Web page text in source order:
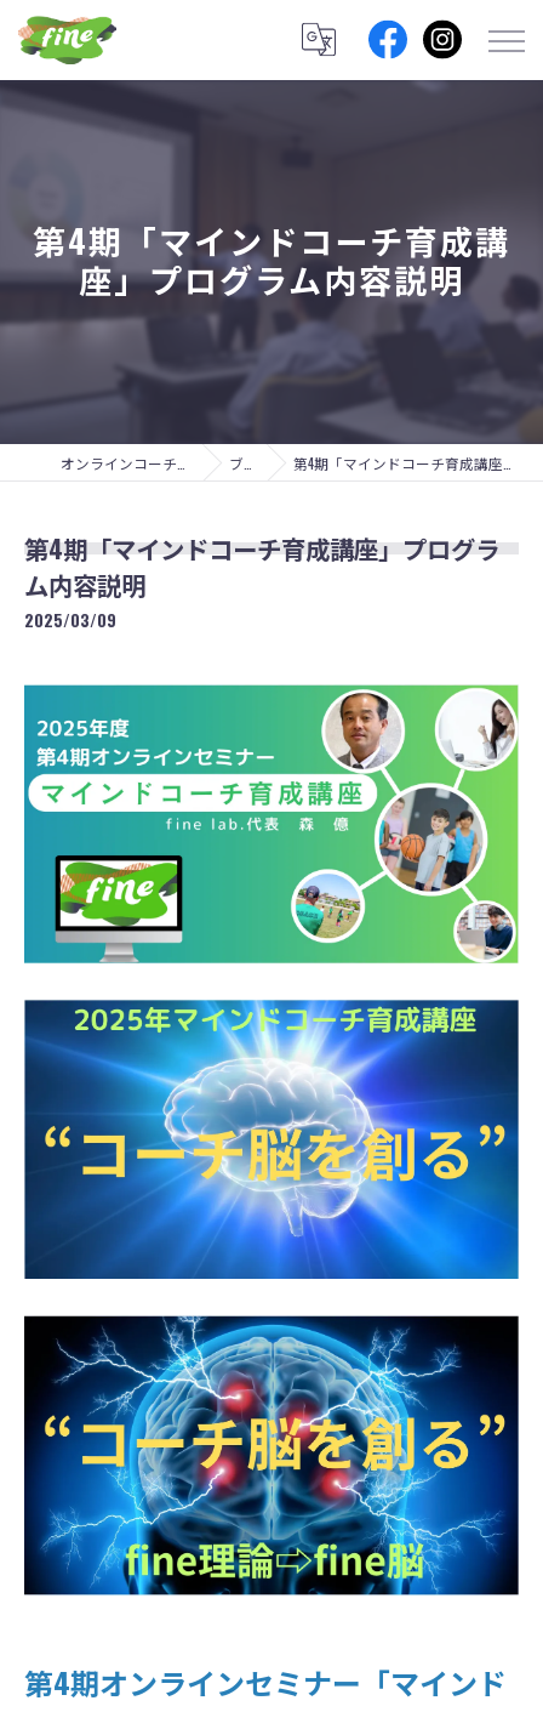
第4期「マインドコーチ育成講
座」プログラム内容説明
ブログ 第4期「マインドコーチ育成講座」プログラム内容説明
第4期「マインドコーチ育成講座」プログラ
ム内容説明
2025/03/09
第4期オンラインセミナー「マインド